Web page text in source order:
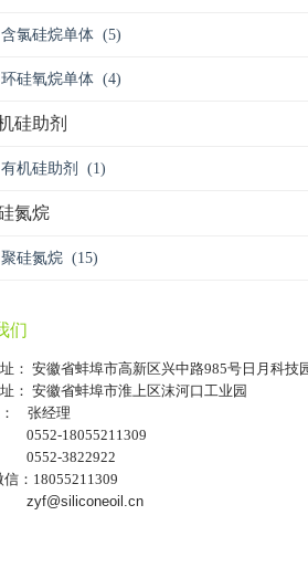
含氯硅烷单体 (5)
环硅氧烷单体 (4)
硅助剂
有机硅助剂 (1)
氮烷
聚硅氮烷 (15)
们
： 安徽省蚌埠市高新区兴中路985号日月科技
： 安徽省蚌埠市淮上区沫河口工业园
张经理
0552-18055211309
0552-3822922
：18055211309
zyf@siliconeoil.cn